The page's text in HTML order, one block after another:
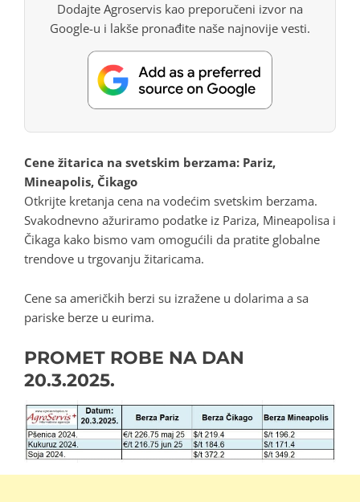
Dodajte Agroservis kao preporučeni izvor na
Google-u i lakše pronađite naše najnovije vesti.
Cene žitarica na svetskim berzama: Pariz,
Mineapolis, Čikago
Otkrijte kretanja cena na vodećim svetskim berzama.
Svakodnevno ažuriramo podatke iz Pariza, Mineapolisa i
Čikaga kako bismo vam omogućili da pratite globalne
trendove u trgovanju žitaricama.
Cene sa američkih berzi su izražene u dolarima a sa
pariske berze u eurima.
PROMET ROBE NA DAN
20.3.2025.